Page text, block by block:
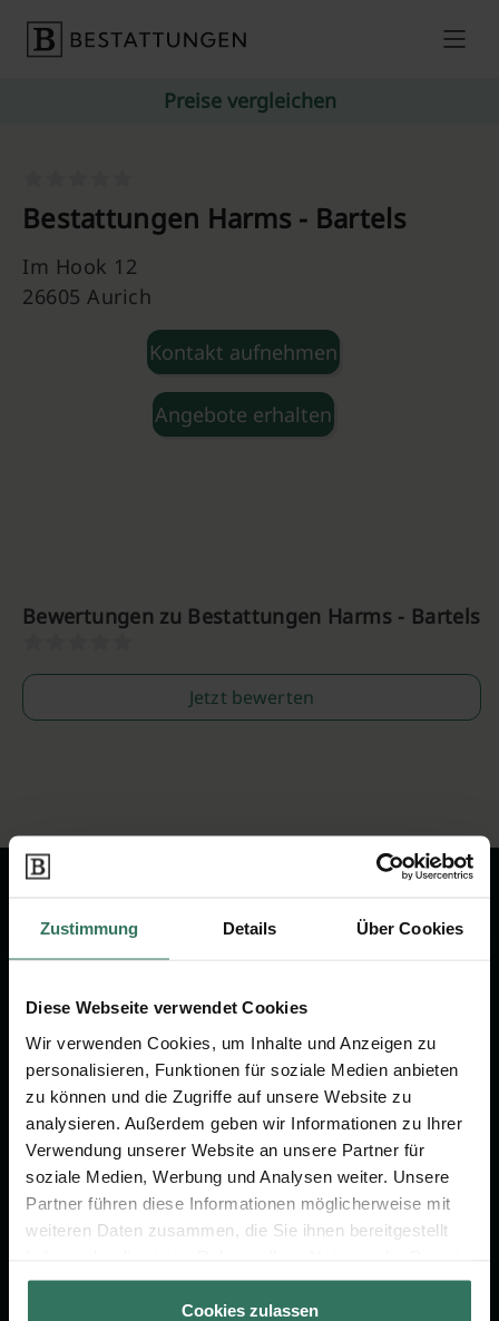
Zustimmung Details Über Cookies
Diese Webseite verwendet Cookies
Wir verwenden Cookies, um Inhalte und Anzeigen zu
personalisieren, Funktionen für soziale Medien anbieten
zu können und die Zugriffe auf unsere Website zu
analysieren. Außerdem geben wir Informationen zu Ihrer
Verwendung unserer Website an unsere Partner für
soziale Medien, Werbung und Analysen weiter. Unsere
Partner führen diese Informationen möglicherweise mit
weiteren Daten zusammen, die Sie ihnen bereitgestellt
gesammelt haben.
Cookies zulassen
Preise vergleichen
Bestattungen Harms - Bartels
Im Hook 12
26605 Aurich
Kontakt aufnehmen
Angebote erhalten
Bewertungen zu Bestattungen Harms - Bartels
Jetzt bewerten
Wir sind Ihr Ansprechpartner rund
Vorsorge.
Jetzt beraten lassen
FÜR SIE
Vergleich
Verzeichnis
FÜR BESTATTER
Online-Portal